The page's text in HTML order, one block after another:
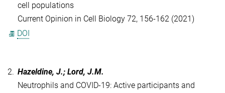
cell populations
Current Opinion in Cell Biology 72, 156-162 (2021)
DOI
2. Hazeldine, J.; Lord, J.M.
Neutrophils and COVID-19: Active participants and